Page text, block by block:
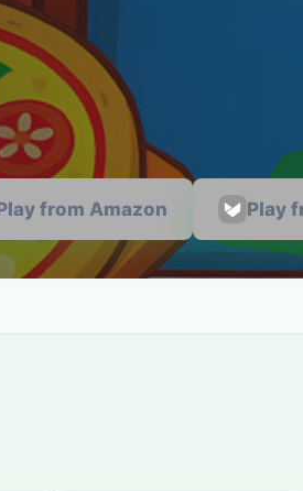
from Amazon Play